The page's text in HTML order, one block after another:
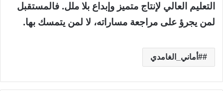
التعليم العالي لإنتاج متميز وإبداع بلا ملل. فالمستقبل
لمن يجرؤ على مراجعة مساراته، لا لمن يتمسك بها.
#أماني_الغامدي